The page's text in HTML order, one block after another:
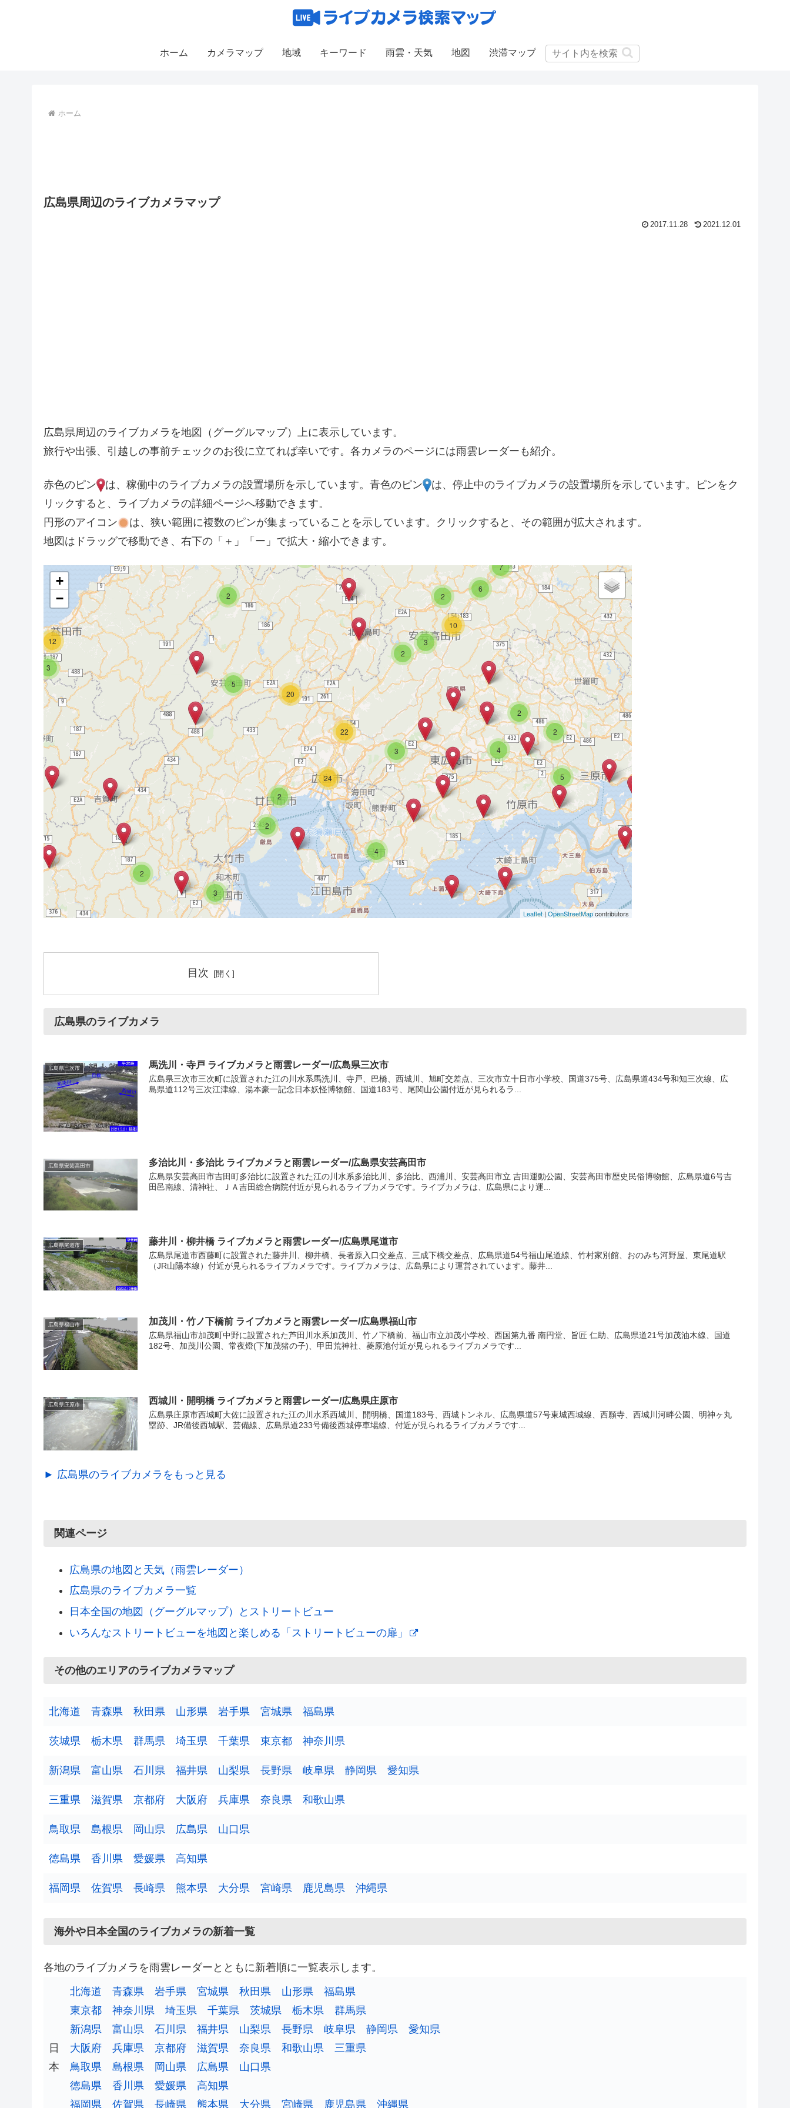
ホーム カメラマップ 地域 キーワード 雨雲・天気 地図 渋滞マップ
ホーム
広島県周辺のライブカメラマップ
2017.11.28 2021.12.01
広島県周辺のライブカメラを地図（グーグルマップ）上に表示しています。
旅行や出張、引越しの事前チェックのお役に立てれば幸いです。各カメラのページには雨雲レーダーも紹介。
赤色のピン は、稼働中のライブカメラの設置場所を示しています。青色のピン
は、停止中のライブカメラの設置場所を示しています。ピンをク
リックすると、ライブカメラの詳細ページへ移動できます。
円形のアイコン
は、狭い範囲に複数のピンが集まっていることを示しています。クリックすると、その範囲が拡大されます。
地図はドラッグで移動でき、右下の「＋」「ー」で拡大・縮小できます。
5
5
20
2
2
3
5
6
3
10
3
2
2
2
4
5
12
2
3
2
4
22
2
7
24
2
+
−
Leaflet | OpenStreetMapcontributors
目次
広島県のライブカメラ
広島県三次市 馬洗川・寺戸 ライブカメラと雨雲レーダー/広島県三次市
広島県三次市三次町に設置された江の川水系馬洗川、寺戸、巴橋、西城川、旭町交差点、三次市立十日市小学校、国道375号、広島県道434号和知三次線、広
島県道112号三次江津線、湯本豪一記念日本妖怪博物館、国道183号、尾関山公園付近が見られるラ...
広島県安芸高田市 多治比川・多治比 ライブカメラと雨雲レーダー/広島県安芸高田市
広島県安芸高田市吉田町多治比に設置された江の川水系多治比川、多治比、西浦川、安芸高田市立 吉田運動公園、安芸高田市歴史民俗博物館、広島県道6号吉
田邑南線、清神社、ＪＡ吉田総合病院付近が見られるライブカメラです。ライブカメラは、広島県により運...
広島県尾道市 藤井川・柳井橋 ライブカメラと雨雲レーダー/広島県尾道市
広島県尾道市西藤町に設置された藤井川、柳井橋、長者原入口交差点、三成下橋交差点、広島県道54号福山尾道線、竹村家別館、おのみち河野屋、東尾道駅
（JR山陽本線）付近が見られるライブカメラです。ライブカメラは、広島県により運営されています。藤井...
広島県福山市 加茂川・竹ノ下橋前 ライブカメラと雨雲レーダー/広島県福山市
広島県福山市加茂町中野に設置された芦田川水系加茂川、竹ノ下橋前、福山市立加茂小学校、西国第九番 南円堂、旨匠 仁助、広島県道21号加茂油木線、国道
182号、加茂川公園、常夜燈(下加茂猪の子)、甲田荒神社、菱原池付近が見られるライブカメラです...
広島県庄原市 西城川・開明橋 ライブカメラと雨雲レーダー/広島県庄原市
広島県庄原市西城町大佐に設置された江の川水系西城川、開明橋、国道183号、西城トンネル、広島県道57号東城西城線、西願寺、西城川河畔公園、明神ヶ丸
塁跡、JR備後西城駅、芸備線、広島県道233号備後西城停車場線、付近が見られるライブカメラです...
► 広島県のライブカメラをもっと見る
関連ページ
広島県の地図と天気（雨雲レーダー）
広島県のライブカメラ一覧
日本全国の地図（グーグルマップ）とストリートビュー
いろんなストリートビューを地図と楽しめる「ストリートビューの扉」
その他のエリアのライブカメラマップ
北海道 青森県 秋田県 山形県 岩手県 宮城県 福島県
茨城県 栃木県 群馬県 埼玉県 千葉県 東京都 神奈川県
新潟県 富山県 石川県 福井県 山梨県 長野県 岐阜県 静岡県 愛知県
三重県 滋賀県 京都府 大阪府 兵庫県 奈良県 和歌山県
鳥取県 島根県 岡山県 広島県 山口県
徳島県 香川県 愛媛県 高知県
福岡県 佐賀県 長崎県 熊本県 大分県 宮崎県 鹿児島県 沖縄県
海外や日本全国のライブカメラの新着一覧
各地のライブカメラを雨雲レーダーとともに新着順に一覧表示します。
日
本
北海道 青森県 岩手県 宮城県 秋田県 山形県
福島県
東京都
神奈川県 埼玉県 千葉県 茨城県 栃木県
群馬県
新潟県
富山県 石川県 福井県 山梨県 長野県 岐阜県 静岡県
愛知県
大阪府
兵庫県 京都府 滋賀県 奈良県 和歌山県
三重県
鳥取県
島根県 岡山県 広島県
山口県
徳島県
香川県 愛媛県
高知県
福岡県
佐賀県 長崎県 熊本県 大分県 宮崎県 鹿児島県 沖縄県